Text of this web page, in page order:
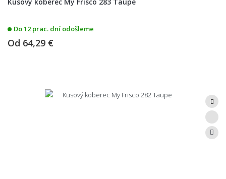
Do 12 prac. dní odošleme
Od 64,29 €